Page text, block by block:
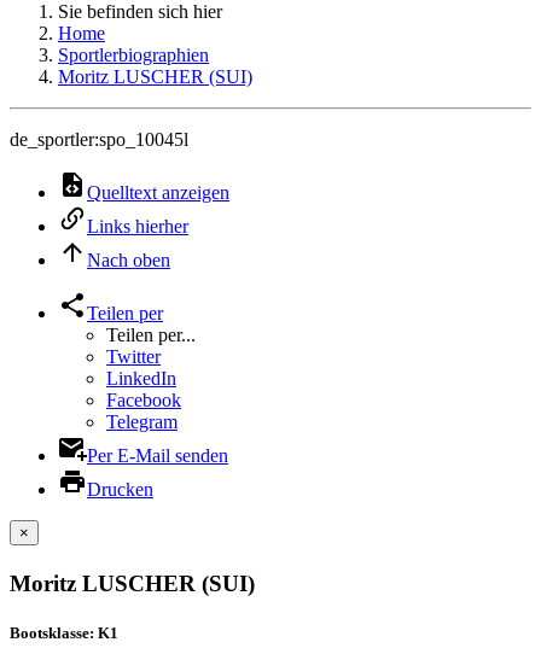
Sie befinden sich hier
Home
Sportlerbiographien
Moritz LUSCHER (SUI)
de_sportler:spo_10045l
Quelltext anzeigen
Links hierher
Nach oben
Teilen per
Teilen per...
Twitter
LinkedIn
Facebook
Telegram
Per E-Mail senden
Drucken
×
Moritz LUSCHER (SUI)
Bootsklasse: K1